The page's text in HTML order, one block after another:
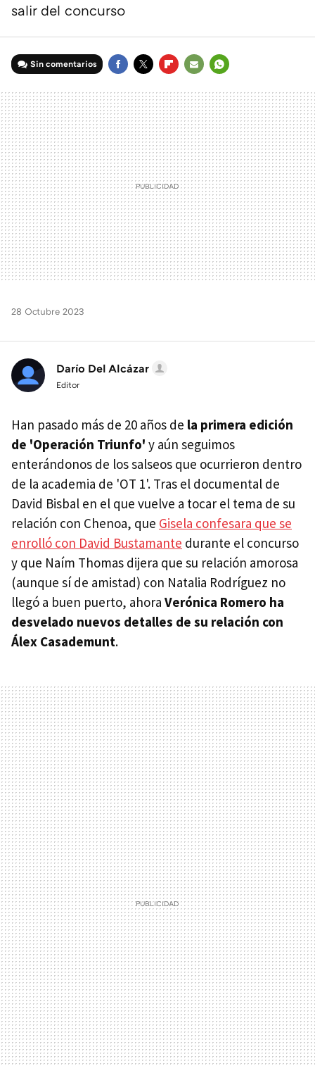
salir del concurso
Sin comentarios
MAIL
28 Octubre 2023
Darío Del Alcázar
Editor
Han pasado más de 20 años de la primera edición
de 'Operación Triunfo' y aún seguimos
enterándonos de los salseos que ocurrieron dentro
de la academia de 'OT 1'. Tras el documental de
David Bisbal en el que vuelve a tocar el tema de su
relación con Chenoa, que Gisela confesara que se
enrolló con David Bustamante durante el concurso
y que Naím Thomas dijera que su relación amorosa
(aunque sí de amistad) con Natalia Rodríguez no
llegó a buen puerto, ahora Verónica Romero ha
desvelado nuevos detalles de su relación con
Álex Casademunt.